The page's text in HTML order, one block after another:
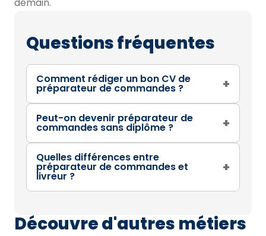
Questions fréquentes
Comment rédiger un bon CV de
préparateur de commandes ? +
Peut-on devenir préparateur de
commandes sans diplôme ? +
Quelles différences entre
préparateur de commandes et
livreur ?
+
Découvre d'autres métiers